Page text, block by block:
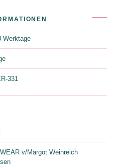
Werktage
331
v/Margot Weinreich